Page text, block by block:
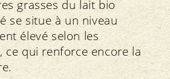
grasses du lait bio
se situe à un niveau
élevé selon les
ce qui renforce encore la